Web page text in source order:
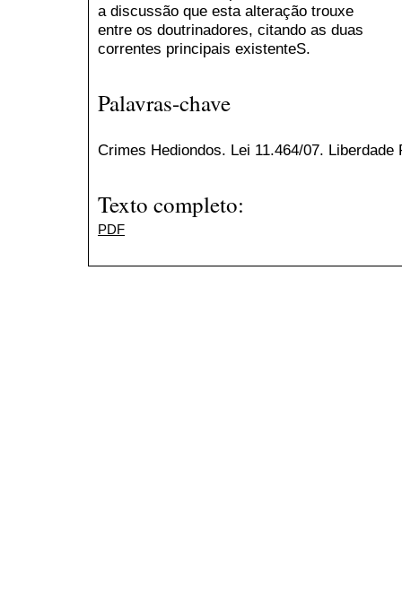
a discussão que esta alteração trouxe
entre os doutrinadores, citando as duas
correntes principais existenteS.
Palavras-chave
Crimes Hediondos. Lei 11.464/07. Liberdade
Texto completo:
PDF